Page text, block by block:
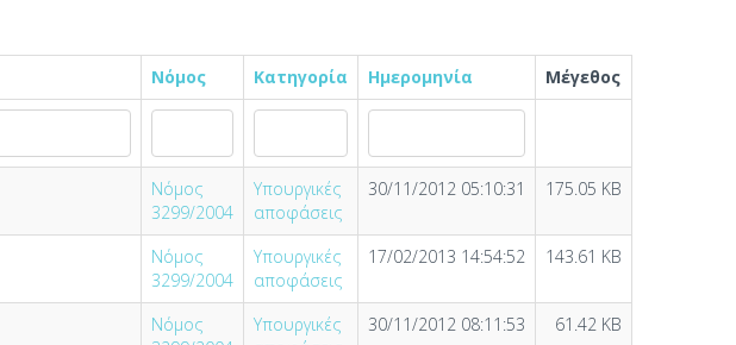
Νόμος Κατηγορία Ημερομηνία Μέγεθος
Νόμος
3299/2004
Υπουργικές
αποφάσεις
30/11/2012 05:10:31 175.05 KB
Νόμος
3299/2004
Υπουργικές
αποφάσεις
17/02/2013 14:54:52 143.61 KB
Νόμος
Υπουργικές
30/11/2012 08:11:53 61.42 KB